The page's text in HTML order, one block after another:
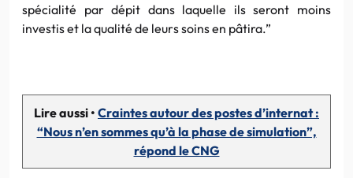
spécialité par dépit dans laquelle ils seront moins
investis et la qualité de leurs soins en pâtira.”
Lire aussi • Craintes autour des postes d’internat :
“Nous n’en sommes qu’à la phase de simulation”,
répond le CNG